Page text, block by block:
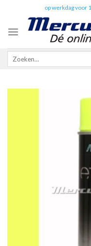
content
op werkdag voor
Zoeken